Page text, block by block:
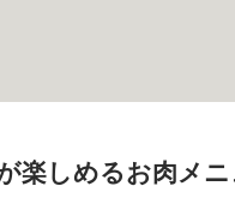
楽しめるお肉メニ